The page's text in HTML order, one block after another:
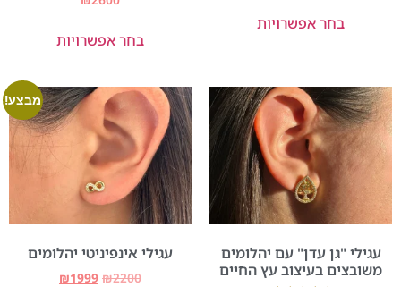
בחר אפשרויות
בחר אפשרויות
עגילי "גן עדן" עם יהלומים
משובצים בעיצוב עץ החיים
מבצע!
עגילי אינפיניטי יהלומים
₪2200
₪1999